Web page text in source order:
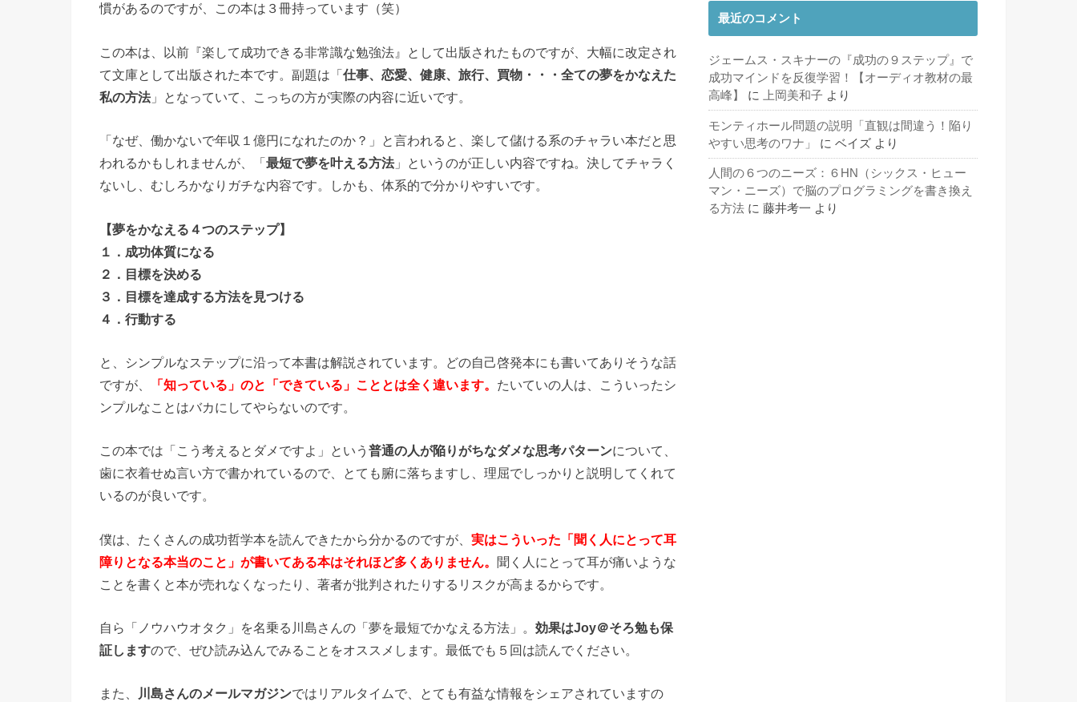
慣があるのですが、この本は３冊持っています（笑）
この本は、以前『楽して成功できる非常識な勉強法』として出版されたものですが、大幅に改定され
て文庫として出版された本です。副題は「仕事、恋愛、健康、旅行、買物・・・全ての夢をかなえた
私の方法」となっていて、こっちの方が実際の内容に近いです。
「なぜ、働かないで年収１億円になれたのか？」と言われると、楽して儲ける系のチャラい本だと思
われるかもしれませんが、「最短で夢を叶える方法」というのが正しい内容ですね。決してチャラく
ないし、むしろかなりガチな内容です。しかも、体系的で分かりやすいです。
【夢をかなえる４つのステップ】
１．成功体質になる
２．目標を決める
３．目標を達成する方法を見つける
４．行動する
と、シンプルなステップに沿って本書は解説されています。どの自己啓発本にも書いてありそうな話
ですが、
「知っている」のと「できている」こととは全く違います。 たいていの人は、こういったシ
ンプルなことはバカにしてやらないのです。
この本では「こう考えるとダメですよ」という 普通の人が陥りがちなダメな思考パターンについて、
歯に衣着せぬ言い方で書かれているので、とても腑に落ちますし、理屈でしっかりと説明してくれて
いるのが良いです。
僕は、たくさんの成功哲学本を読んできたから分かるのですが、 実はこういった「聞く人にとって耳
障りとなる本当のこと」が書いてある本はそれほど多くありません。 聞く人にとって耳が痛いような
ことを書くと本が売れなくなったり、著者が批判されたりするリスクが高まるからです。
自ら「ノウハウオタク」を名乗る川島さんの「夢を最短でかなえる方法」。 効果はJoy＠そろ勉も保
証しますので、ぜひ読み込んでみることをオススメします。最低でも５回は読んでください。
また、 川島さんのメールマガジンではリアルタイムで、とても有益な情報をシェアされていますの
最近のコメント
ジェームス・スキナーの『成功の９ステップ』で
成功マインドを反復学習！【オーディオ教材の最
高峰】
に 上岡美和子 より
モンティホール問題の説明「直観は間違う！陥り
やすい思考のワナ」
に ベイズ より
人間の６つのニーズ：６HN（シックス・ヒュー
マン・ニーズ）で脳のプログラミングを書き換え
る方法 に 藤井考一 より